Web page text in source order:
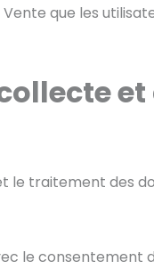
que les
le traitement des
le consentement